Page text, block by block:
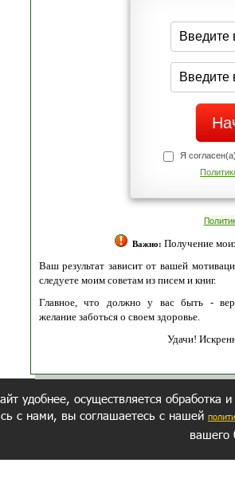
Я
Важно: Получение
Ваш результат зависит от вашей
следуете моим советам из писем и книг.
Главное, что должно у вас быть -
желание заботься о своем здоровье.
Удачи!
удобнее, осуществляется обработка
с нами, вы соглашаетесь с нашей
вашего